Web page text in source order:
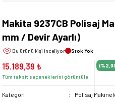
Makita 9237CB Polisaj
mm / Devir Ayarlı)
Bu ürünü kişi inceliyor Stok Yok
15.189,39 ₺
Tüm taksit seçeneklerini görüntüle
Kategori
Polisaj